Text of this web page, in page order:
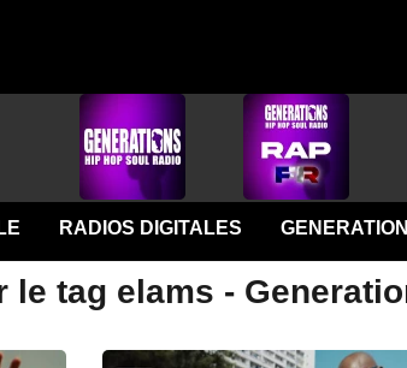
RADIOS DIGITALES
le tag elams -